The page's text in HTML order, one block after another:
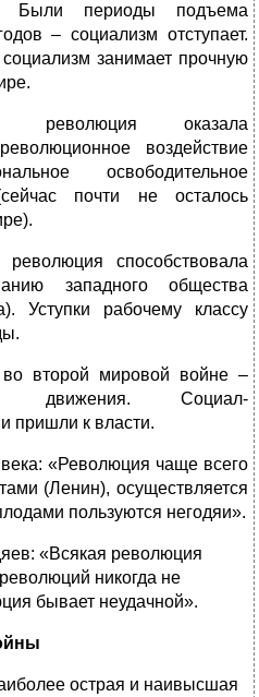
Были периоды подъема
– социализм отступает.
занимает прочную
революция оказала
воздействие
освободительное
почти не осталось
революция способствовала
западного общества
Уступки рабочему классу
второй мировой войне –
движения. Социал-
пришли к власти.
«Революция чаще всего
(Ленин), осуществляется
пользуются негодяи».
«Всякая революция
никогда не
бывает неудачной».
острая и наивысшая